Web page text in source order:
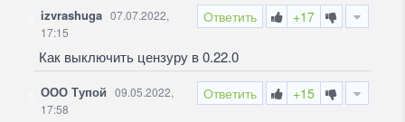
Ответить +17
izvrashuga 07.07.2022,
17:15
Как выключить цензуру в 0.22.0
Ответить +15
ООО Тупой 09.05.2022,
17:58